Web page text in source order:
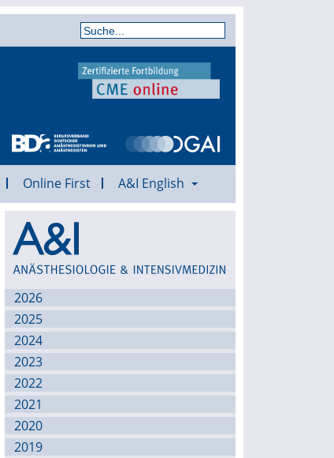
Online First A&I English
Archiv
2026
2025
2024
2023
2022
2021
2020
2019